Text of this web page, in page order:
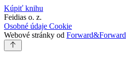
Kúpiť knihu
Feidias o. z.
Osobné údaje Cookie
Webové stránky od Forward&Forward